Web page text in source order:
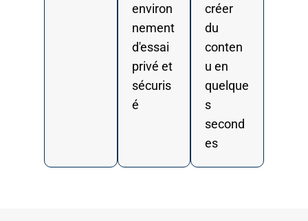
environ
nement
d'essai
privé et
sécuris
é
créer
du
conten
u en
quelque
s
second
es